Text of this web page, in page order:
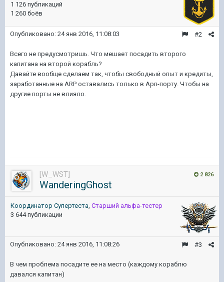
1 126 публикаций
1 260 боёв
#2
Опубликовано: 24 янв 2016, 11:08:03
Всего не предусмотришь. Что мешает посадить второго
капитана на второй корабль?
Давайте вообще сделаем так, чтобы свободный опыт и кредиты,
заработанные на ARP оставались только в Арп-порту. Чтобы на
другие порты не влияло.
2 826
[W_WST]
WanderingGhost
Координатор Cупертеста, Старший альфа-тестер
3 644 публикации
#3
Опубликовано: 24 янв 2016, 11:08:26
В чем проблема посадите ее на место (каждому кораблю
давался капитан)